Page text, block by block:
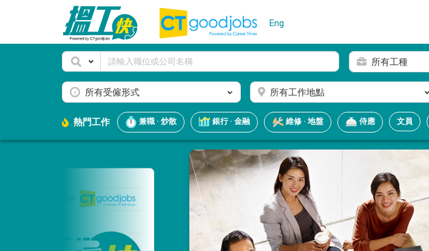
Eng
所有工種
所有受僱形式 所有工作地點
熱門工作 兼職 · 炒散 銀行 · 金融 維修 · 地盤 侍應 文員